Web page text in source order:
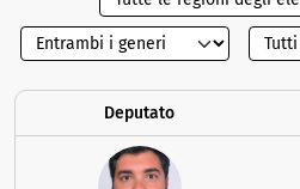
Deputato